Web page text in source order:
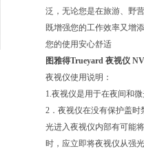
泛，无论您是在旅游、野
既增强您的工作效率又增
您的使用安心舒适
图雅得Trueyard 夜视仪
夜视仪使用说明：
1.夜视仪是用于在夜间和
2．夜视仪在没有保护盖
光进入夜视仪内部有可能
时，应立即将夜视仪从强